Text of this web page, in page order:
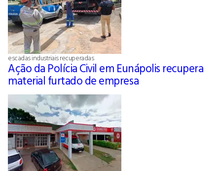
escadas industriais recuperadas
Ação da Polícia Civil em Eunápolis recupera
material furtado de empresa